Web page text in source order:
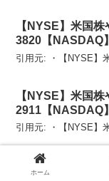
【NYSE】米国
3820【NASDAQ】
引用元: ・【NYSE】
【NYSE】米国
2911【NASDAQ】
引用元: ・【NYSE】
【NYSE】米国株
ホーム